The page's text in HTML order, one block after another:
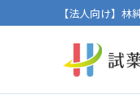
【法人向け】林